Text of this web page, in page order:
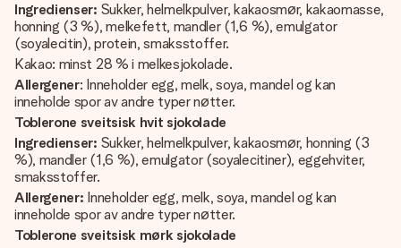
Ingredienser: Sukker, helmelkpulver, kakaosmør, kakaomasse,
honning (3 %), melkefett, mandler (1,6 %), emulgator
(soyalecitin), protein, smaksstoffer.
Kakao: minst 28 % i melkesjokolade.
Allergener: Inneholder egg, melk, soya, mandel og kan
inneholde spor av andre typer nøtter.
Toblerone sveitsisk hvit sjokolade
Ingredienser: Sukker, helmelkpulver, kakaosmør, honning (3
%), mandler (1,6 %), emulgator (soyalecitiner), eggehviter,
smaksstoffer.
Allergener: Inneholder egg, melk, soya, mandel og kan
inneholde spor av andre typer nøtter.
Toblerone sveitsisk mørk sjokolade